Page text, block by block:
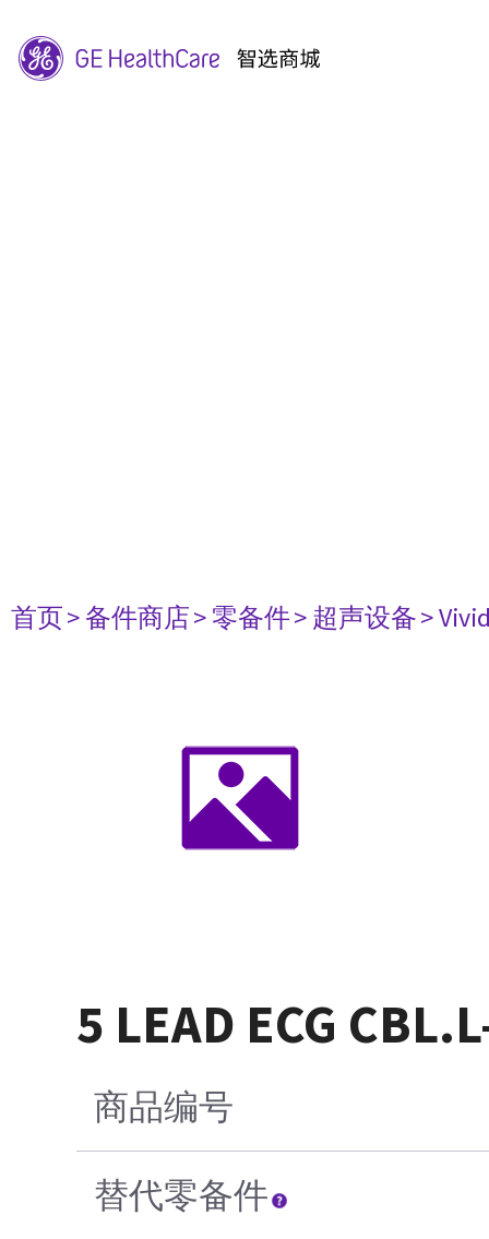
首页> 备件商店> 零备件> 超声设备>
5 LEAD ECG
商品编号
替代零备件